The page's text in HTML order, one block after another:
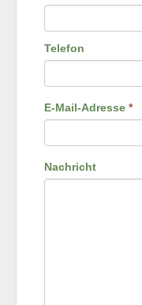
Telefon
E-Mail-Adresse *
Nachricht